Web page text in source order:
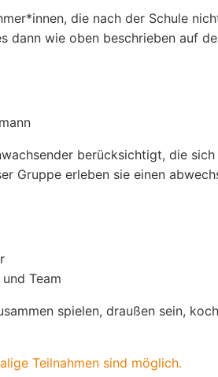
die nach der Schule
wie oben beschrieben auf
berücksichtigt, die
Gruppe erleben sie einen
Team
spielen, draußen sein,
Teilnahmen sind möglich.